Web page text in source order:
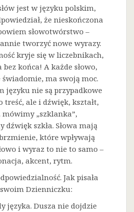
jest w języku polskim,
że nieskończona
słowotwórstwo –
tworzyć nowe wyrazy.
kryje się w liczebnikach,
końca! A każde słowo,
ma swoją moc.
języku nie są przypadkowe
treść, ale i dźwięk, kształt,
mówimy „szklanka”,
dźwięk szkła. Słowa mają
które wpływają
i wyraz to nie to samo –
akcent, rytm.
Jak pisała
Dzienniczku:
języka. Dusza nie dojdzie